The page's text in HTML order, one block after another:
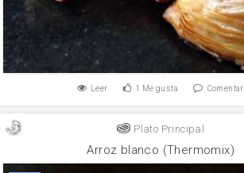
Leer 1 Me gusta Comentar
Plato Principal
Arroz blanco (Thermomix)